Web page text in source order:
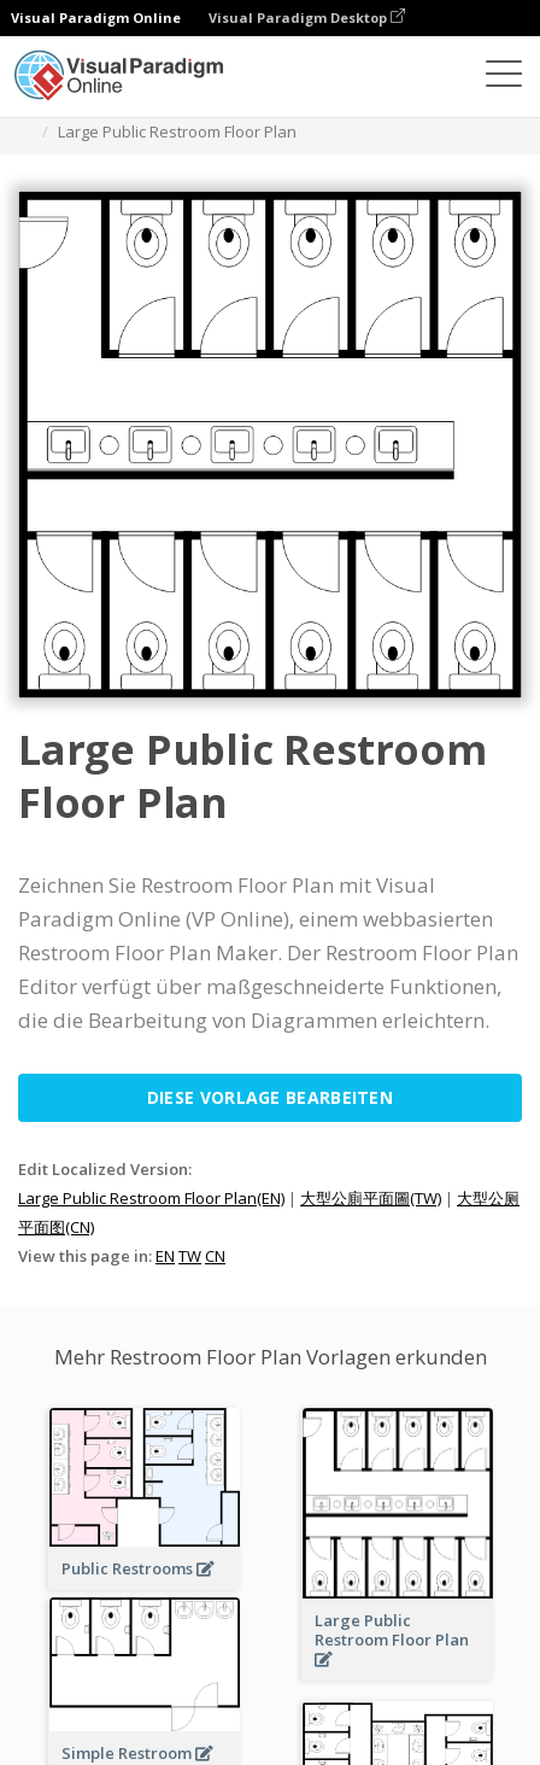
Visual Paradigm Online Visual Paradigm Desktop
Large Public Restroom Floor Plan
Large Public Restroom
Floor Plan
Zeichnen Sie Restroom Floor Plan mit Visual
Paradigm Online (VP Online), einem webbasierten
Restroom Floor Plan Maker. Der Restroom Floor Plan
Editor verfügt über maßgeschneiderte Funktionen,
die die Bearbeitung von Diagrammen erleichtern.
DIESE VORLAGE BEARBEITEN
Edit Localized Version:
Large Public Restroom Floor Plan(EN) | 大型公廁平面圖(TW) | 大型公厕
平面图(CN)
View this page in:EN TWCN
Mehr Restroom Floor Plan Vorlagen erkunden
Public Restrooms
Large Public
Restroom Floor Plan
Simple Restroom